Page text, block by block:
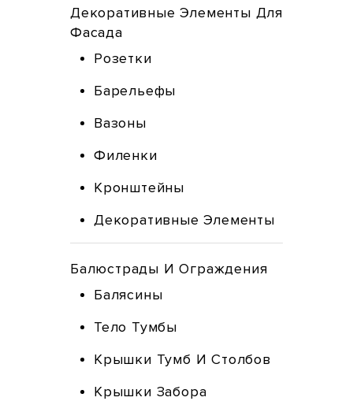
Декоративные Элементы Для
Фасада
Розетки
Барельефы
Вазоны
Филенки
Кронштейны
Декоративные Элементы
Балюстрады И Ограждения
Балясины
Тело Тумбы
Крышки Тумб И Столбов
Крышки Забора